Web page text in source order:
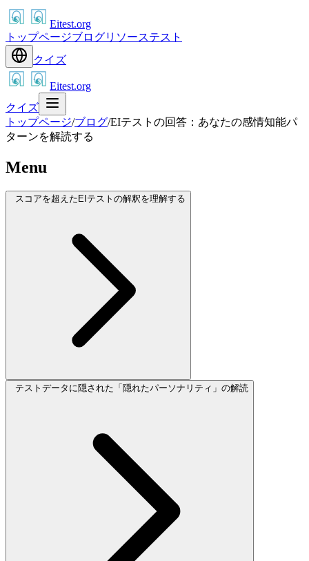
Eitest.org
トップページブログリソーステスト
クイズ
Eitest.org
クイズ
トップページ/ブログ/EIテストの回答：あなたの感情知能パ
ターンを解読する
Menu
スコアを超えたEIテストの解釈を理解する
テストデータに隠された「隠れたパーソナリティ」の解読